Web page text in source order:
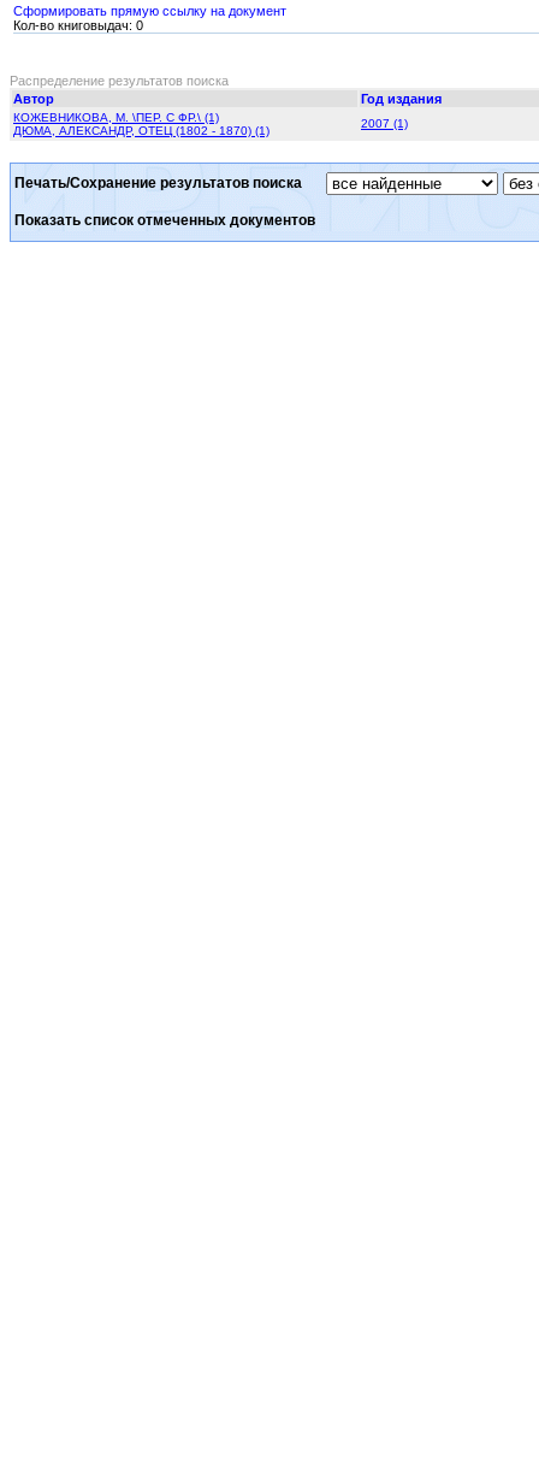
Сформировать прямую ссылку на документ
Кол-во книговыдач: 0
Распределение результатов поиска
Автор
Год издания
КОЖЕВНИКОВА, М. \ПЕР. С ФР.\ (1)
ДЮМА, АЛЕКСАНДР, ОТЕЦ (1802 - 1870) (1)
2007 (1)
Печать/Сохранение результатов поиска
Показать список отмеченных документов